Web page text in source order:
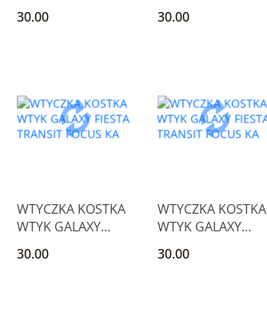
FOCUS KA
30.00
FOCUS KA
30.00
WTYCZKA KOSTKA
WTYK GALAXY
FOCUS KA
30.00
WTYCZKA KOSTKA
WTYK GALAXY
FOCUS KA
30.00